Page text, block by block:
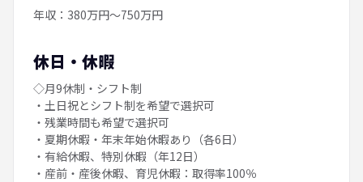
年収：380万円～750万円
休日・休暇
◇月9休制・シフト制
・土日祝とシフト制を希望で選択可
・残業時間も希望で選択可
・夏期休暇・年末年始休暇あり（各6日）
・有給休暇、特別休暇（年12日）
・産前・産後休暇、育児休暇：取得率100％